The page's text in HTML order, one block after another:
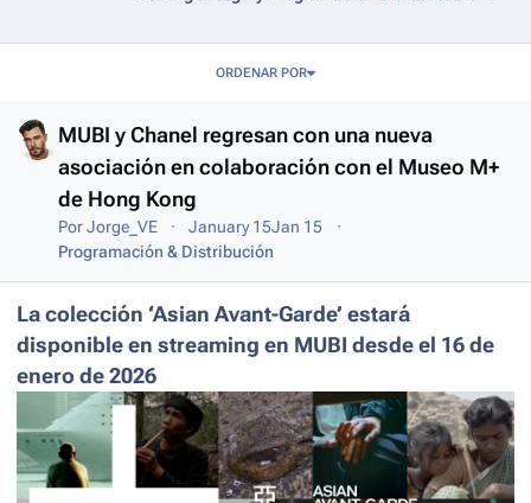
ORDENAR POR
MUBI y Chanel regresan con una nueva
asociación en colaboración con el Museo M+
de Hong Kong
PorJorge_VE January 15Jan 15
Programación & Distribución
La colección ‘Asian Avant-Garde’ estará
disponible en streaming en MUBI desde el 16 de
enero de 2026